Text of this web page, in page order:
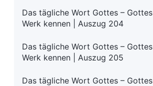
Das tägliche Wort Gottes – Gottes
Werk kennen | Auszug 204
Das tägliche Wort Gottes – Gottes
Werk kennen | Auszug 205
Das tägliche Wort Gottes – Gottes